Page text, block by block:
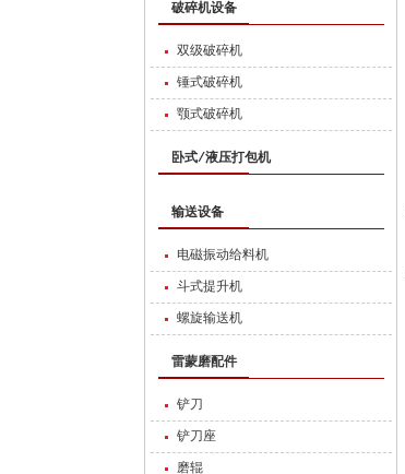
破碎机设备
双级破碎机
锤式破碎机
颚式破碎机
卧式/液压打包机
输送设备
电磁振动给料机
斗式提升机
螺旋输送机
雷蒙磨配件
铲刀
铲刀座
磨辊